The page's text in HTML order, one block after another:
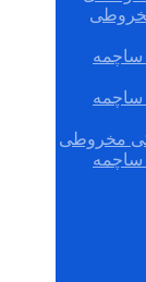
ساچمه
ساچمه
مخروطی
ساچمه